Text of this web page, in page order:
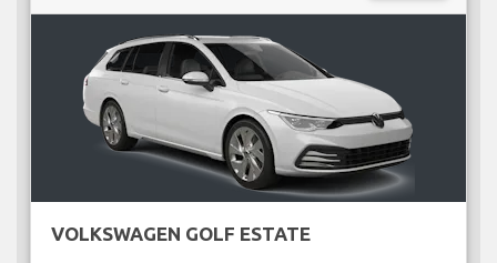
VOLKSWAGEN GOLF ESTATE